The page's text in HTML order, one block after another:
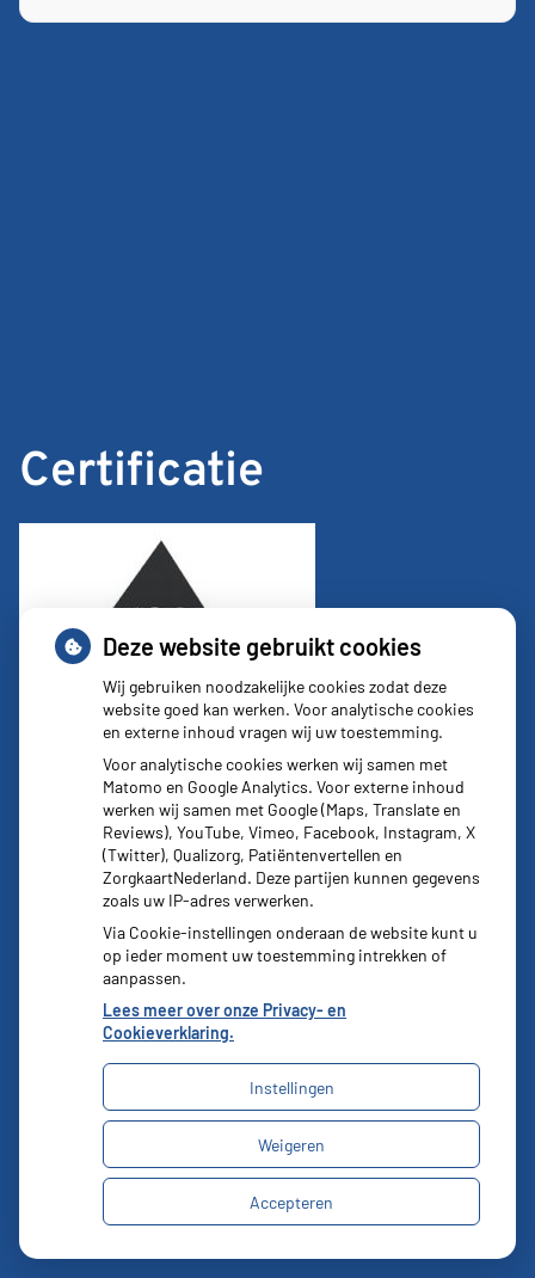
Certificatie
Uw Zorg Online|Beheer
Bezoek
onze
facebook
pagina
Privacy verklaring Cookie-instellingen
Voorwaarden
Deze website gebruikt cookies
Wij gebruiken noodzakelijke cookies zodat deze
website goed kan werken. Voor analytische cookies
en externe inhoud vragen wij uw toestemming.
Voor analytische cookies werken wij samen met
Matomo en Google Analytics. Voor externe inhoud
werken wij samen met Google (Maps, Translate en
Reviews), YouTube, Vimeo, Facebook, Instagram, X
(Twitter), Qualizorg, Patiëntenvertellen en
ZorgkaartNederland. Deze partijen kunnen gegevens
zoals uw IP-adres verwerken.
Via Cookie-instellingen onderaan de website kunt u
op ieder moment uw toestemming intrekken of
aanpassen.
Lees meer over onze Privacy- en
Cookieverklaring.
Instellingen
Weigeren
Accepteren